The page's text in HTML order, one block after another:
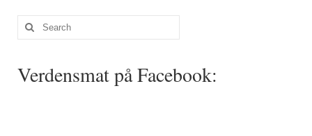
Merian
Search
for:
Verdensmat på Facebook: